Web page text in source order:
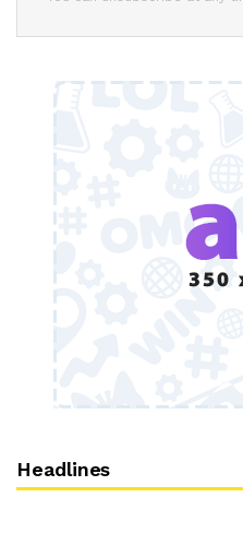
Headlines